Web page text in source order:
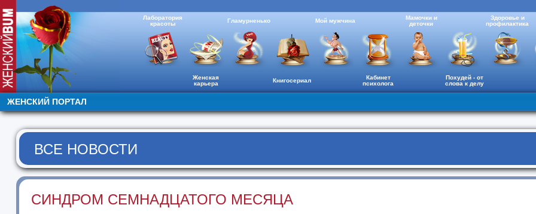
Лаборатория
красоты
Гламурненько Мой мужчина
Мамочки и
деточки
Здоровье и
профилактика
Женская
карьера
Книгосериал
Кабинет
психолога
Похудей - от
слова к делу
ЖЕНСКИЙ ПОРТАЛ
ВСЕ НОВОСТИ
СИНДРОМ СЕМНАДЦАТОГО МЕСЯЦА